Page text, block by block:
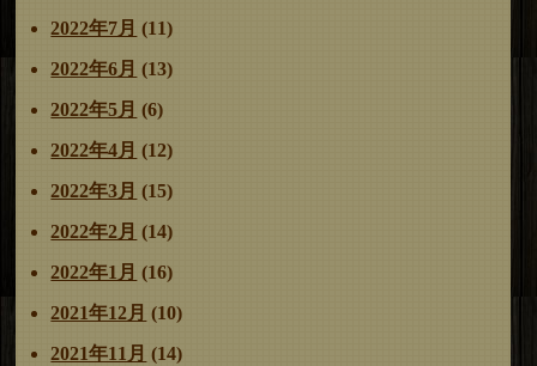
2022年7月 (11)
2022年6月 (13)
2022年5月 (6)
2022年4月 (12)
2022年3月 (15)
2022年2月 (14)
2022年1月 (16)
2021年12月 (10)
2021年11月 (14)